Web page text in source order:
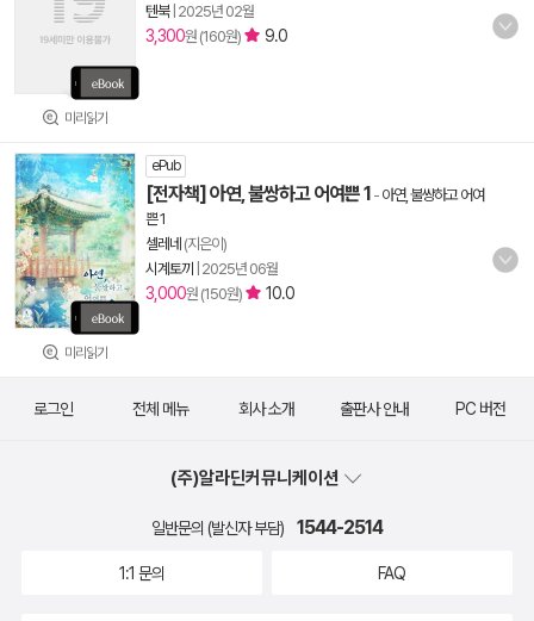
미리읽기
텐북| 2025년 02월
3,300원 (160원) 9.0
미리읽기
ePub
[전자책] 아연, 불쌍하고 어여쁜 1 - 아연, 불쌍하고 어여
쁜 1
셀레네 (지은이)
시계토끼
2025년 06월
3,000원 (150원) 10.0
로그인 전체 메뉴 회사 소개 출판사 안내 PC 버전
(주)알라딘커뮤니케이션
일반문의 (발신자 부담) 1544-2514
1:1 문의 FAQ